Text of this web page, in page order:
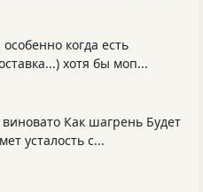
когда есть
хотя бы моп...
Как шагрень Будет
усталость с...